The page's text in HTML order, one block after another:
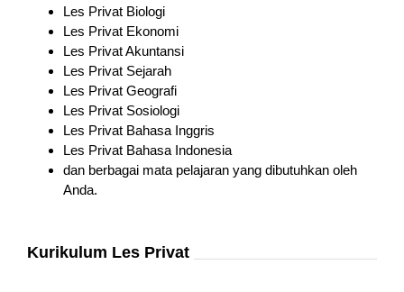
Les Privat Biologi
Les Privat Ekonomi
Les Privat Akuntansi
Les Privat Sejarah
Les Privat Geografi
Les Privat Sosiologi
Les Privat Bahasa Inggris
Les Privat Bahasa Indonesia
dan berbagai mata pelajaran yang dibutuhkan oleh
Anda.
Kurikulum Les Privat